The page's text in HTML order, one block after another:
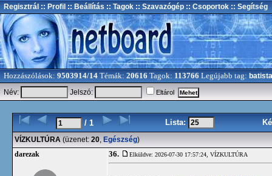
Regisztrál :: Profil :: Beállítás :: Tagok :: Szavazógép :: Csoportok :: Segítség
Hozzászólások: 9503914/14 Témák: 20616 Tagok: 113766 Legújabb tag: batista
Név:
Jelszó: Eltárol
/ 1 Lista:
VÍZKULTÚRA (üzenet: 20, Egészség)
darezak 36. Elküldve: 2026-07-30 17:57:24, VÍZKULTÚRA